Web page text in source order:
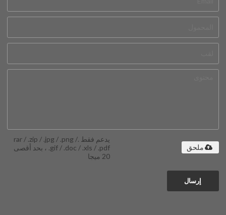
يدعم فقط .rar / .zip / .jpg / .png /
.gif / .doc / .xls / .pdf ، بحد أقصى
20 ميجا
ملحق
إرسال